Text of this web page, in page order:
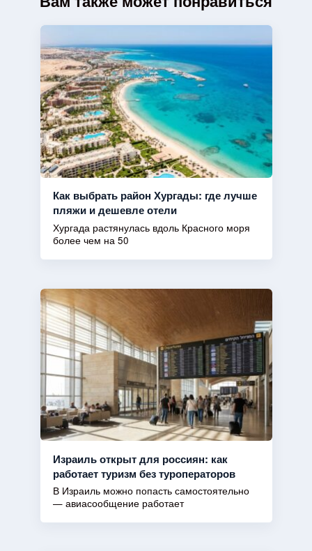
Как выбрать район Хургады: где лучше
пляжи и дешевле отели
Хургада растянулась вдоль Красного моря
более чем на 50
Израиль открыт для россиян: как
работает туризм без туроператоров
В Израиль можно попасть самостоятельно
— авиасообщение работает